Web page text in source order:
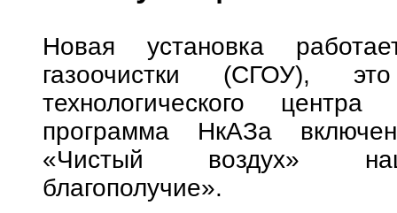
Новая установка
газоочистки (СГОУ),
технологического
программа НкАЗа
«Чистый воздух»
благополучие».